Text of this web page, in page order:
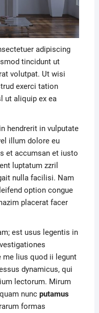
adipiscing
tincidunt ut
volutpat. Ut wisi
exerci tation
ut aliquip ex ea
hendrerit in vulputate
illum dolore eu
et accumsan et iusto
luptatum zzril
nulla facilisi. Nam
option congue
placerat facer
est usus legentis in
me lius quod ii legunt
dynamicus, qui
lectorum. Mirum
nunc putamus
formas